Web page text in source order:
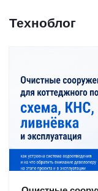
Техноблог